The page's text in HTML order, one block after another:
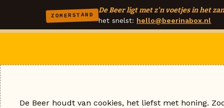
ZOMERSTAND
De Beer ligt met z'n voetjes in het
het snelst: hello@beerinabox.nl
De Beer houdt van cookies, het liefst met honing.